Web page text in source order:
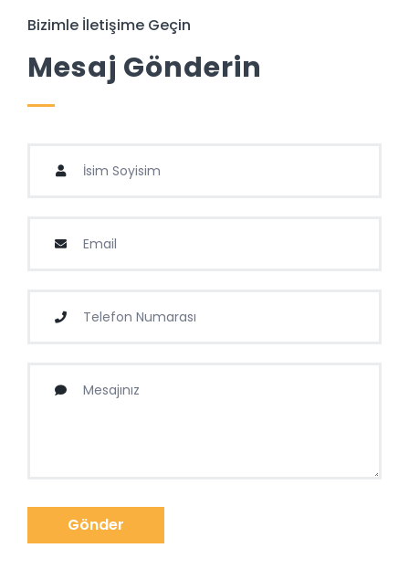
Bizimle İletişime Geçin
Mesaj Gönderin
Gönder